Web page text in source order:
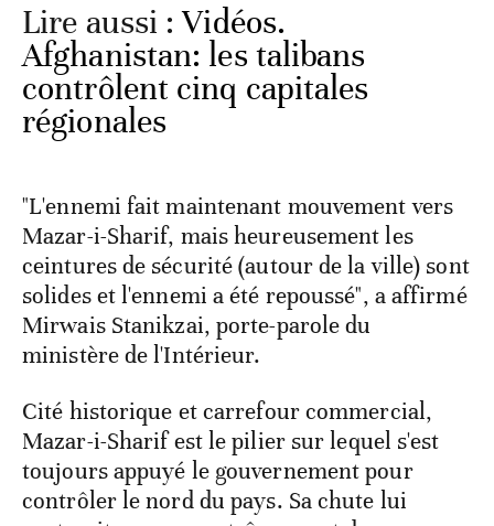
Lire aussi :Vidéos.
Afghanistan: les talibans
contrôlent cinq capitales
régionales
"L'ennemi fait maintenant mouvement vers
Mazar-i-Sharif, mais heureusement les
ceintures de sécurité (autour de la ville) sont
solides et l'ennemi a été repoussé", a affirmé
Mirwais Stanikzai, porte-parole du
ministère de l'Intérieur.
Cité historique et carrefour commercial,
Mazar-i-Sharif est le pilier sur lequel s'est
toujours appuyé le gouvernement pour
contrôler le nord du pays. Sa chute lui